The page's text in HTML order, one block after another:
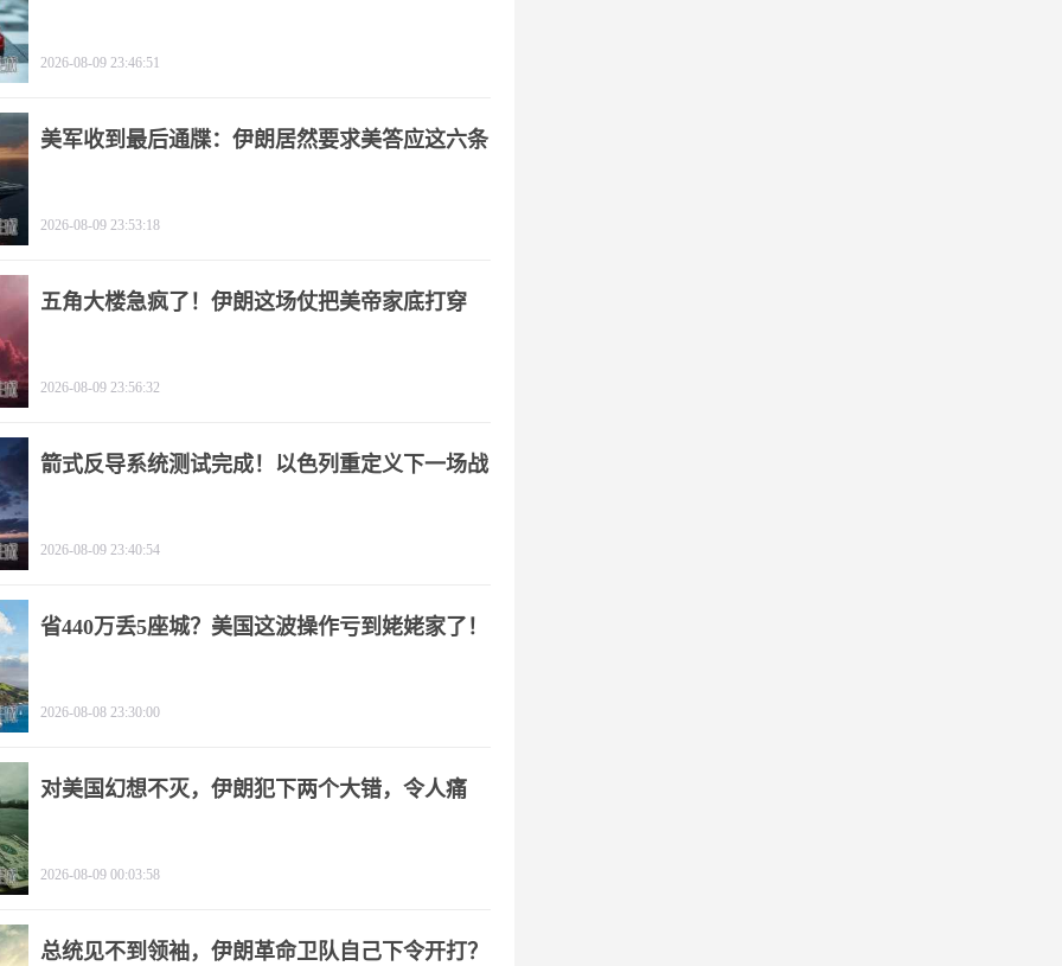
2026-08-09 23:46:51
美军收到最后通牒：伊朗居然要求美答应这六条
2026-08-09 23:53:18
五角大楼急疯了！伊朗这场仗把美帝家底打穿
2026-08-09 23:56:32
箭式反导系统测试完成！以色列重定义下一场战
2026-08-09 23:40:54
省440万丢5座城？美国这波操作亏到姥姥家了！
2026-08-08 23:30:00
对美国幻想不灭，伊朗犯下两个大错，令人痛
2026-08-09 00:03:58
总统见不到领袖，伊朗革命卫队自己下令开打？